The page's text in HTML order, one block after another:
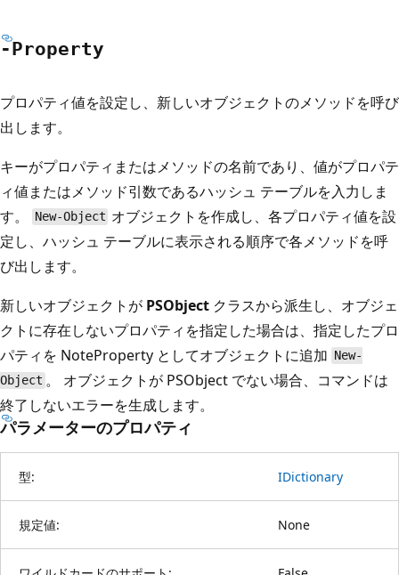
-Property
プロパティ値を設定し、新しいオブジェクトのメソッドを呼び
出します。
キーがプロパティまたはメソッドの名前であり、値がプロパテ
ィ値またはメソッド引数であるハッシュ テーブルを入力しま
す。
New-Object オブジェクトを作成し、各プロパティ値を設
定し、ハッシュ テーブルに表示される順序で各メソッドを呼
び出します。
新しいオブジェクトが PSObject クラスから派生し、オブジェ
クトに存在しないプロパティを指定した場合は、指定したプロ
パティを NoteProperty としてオブジェクトに追加 New-
Object 。 オブジェクトが PSObject でない場合、コマンドは
終了しないエラーを生成します。
パラメーターのプロパティ
型: IDictionary
規定値: None